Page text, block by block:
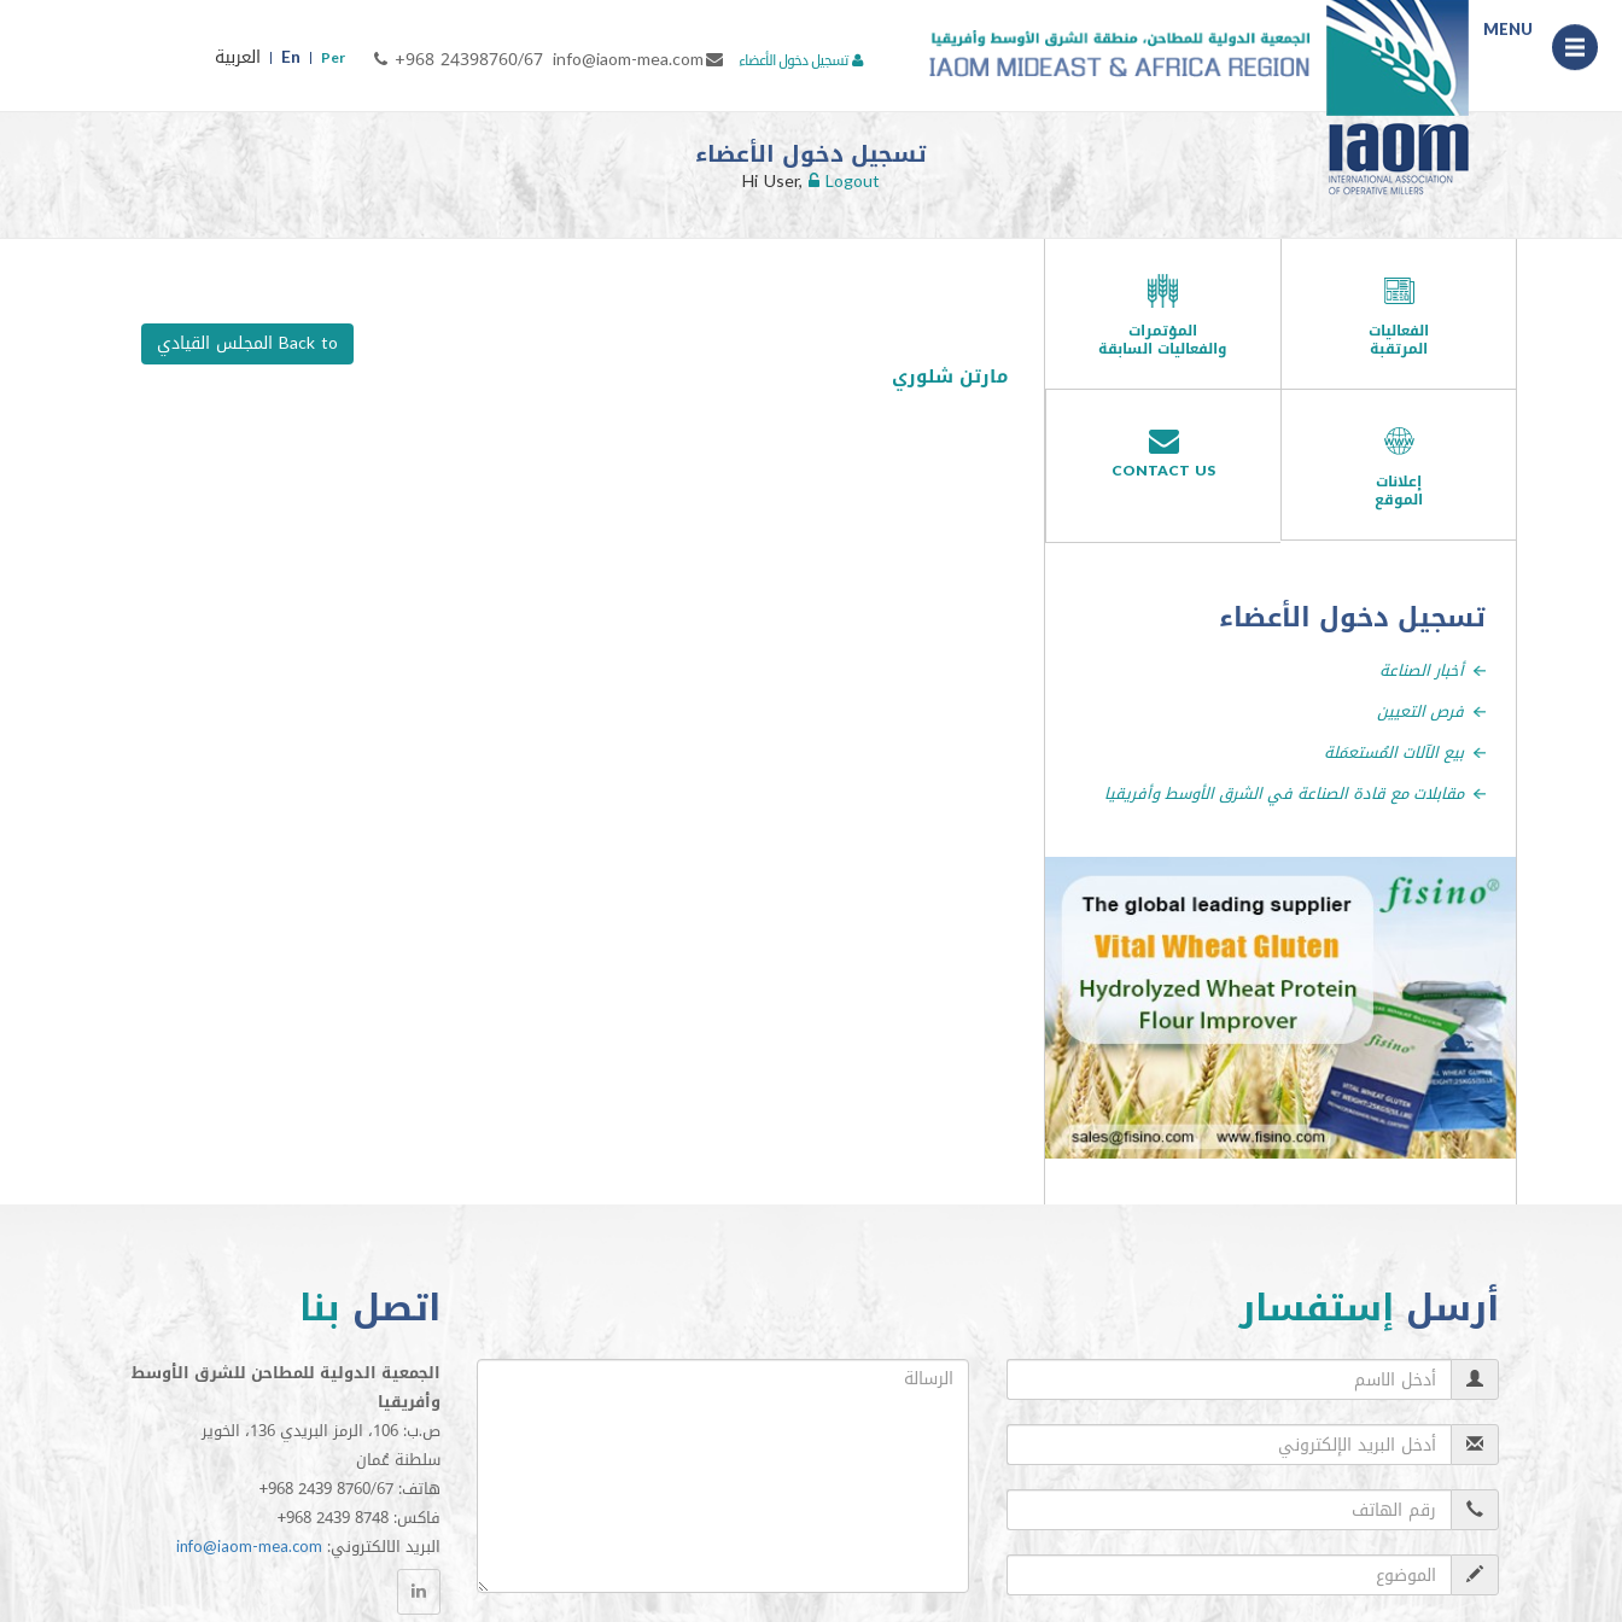
تسجيل دخول الأعضاء info@iaom-mea.com
+968 24398760/67 العربية En Per
تسجيل دخول الأعضاء
Hi User, Logout
Back to المجلس القيادي
مارتن شلوري
الفعاليات
المرتقبة
المؤتمرات
والفعاليات السابقة
إعلانات
الموقع
CONTACT US
تسجيل دخول الأعضاء
أخبار الصناعة
فرص التعيين
بيع الآلات المُستعمَلة
مقابلات مع قادة الصناعة في الشرق الأوسط وأفريقيا
أرسلإستفسار اتصل بنا
الجمعية الدولية للمطاحن للشرق الأوسط
وأفريقيا
ص.ب: 106، الرمز البريدي 136، الخوير
سلطنة عُمان
+968 2439 8760/67 :هاتف
+968 2439 8748 :فاكس
info@iaom-mea.com :البريد الالكتروني
MENU
Menu